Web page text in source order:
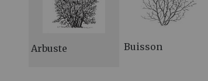
Arbuste Buisson